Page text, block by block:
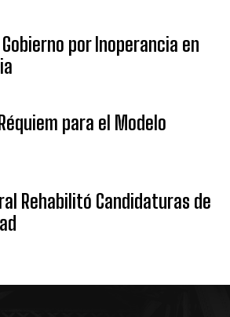
por Inoperancia en
para el Modelo
Rehabilitó Candidaturas de